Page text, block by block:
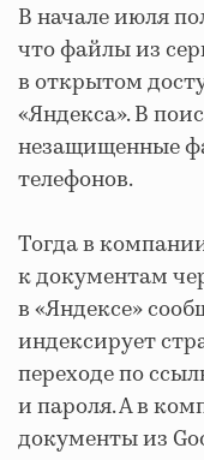
В начале июля
что файлы из
в открытом
«Яндекса». В
незащищенные
телефонов.
Тогда в
к документам
в «Яндексе»
индексирует
переходе по
и пароля. А в
документы из